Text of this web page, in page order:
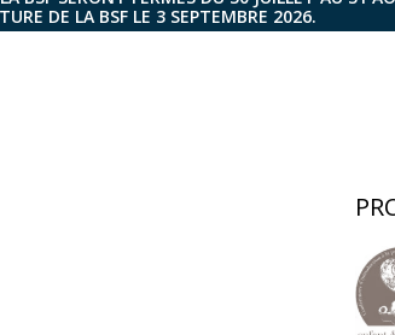
DE LA BSF LE 3 SEPTEMBRE 2026.